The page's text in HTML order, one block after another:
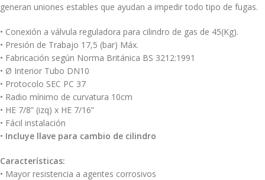
generan uniones estables que ayudan a impedir todo tipo de fugas.
• Conexión a válvula reguladora para cilindro de gas de 45(Kg).
• Presión de Trabajo 17,5 (bar) Máx.
• Fabricación según Norma Británica BS 3212:1991
• Ø Interior Tubo DN10
• Protocolo SEC PC 37
• Radio mínimo de curvatura 10cm
• HE 7/8” (izq) x HE 7/16”
• Fácil instalación
• Incluye llave para cambio de cilindro
Características:
• Mayor resistencia a agentes corrosivos